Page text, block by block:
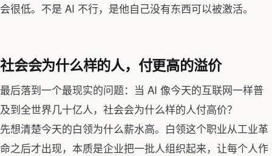
会很低。不是 AI 不行，是他自己没有东西可以被激活。
社会会为什么样的人，付更高的溢价
最后落到一个最现实的问题：当 AI 像今天的互联网一样普
及到全世界几十亿人，社会会为什么样的人付高价？
先想清楚今天的白领为什么薪水高。白领这个职业从工业革
命之后才出现，本质是企业把一批人组织起来，让每个人作